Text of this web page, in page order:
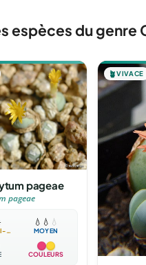
espèces du genre
pageae
pageae
SOLEIL / MI-OMBRE
💧 💧 💧
MOYEN
COULEURS
🪴VIVACE